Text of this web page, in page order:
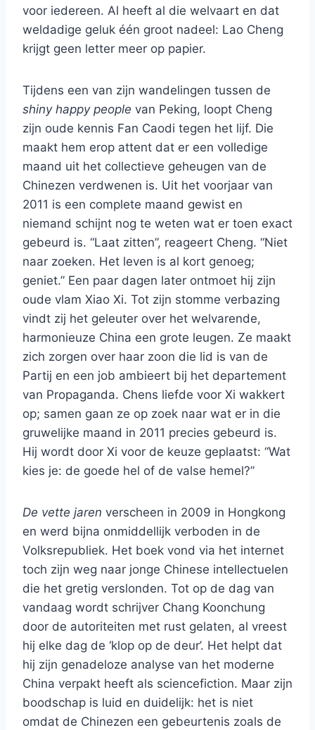
voor iedereen. Al heeft al die welvaart en dat
weldadige geluk één groot nadeel: Lao Cheng
krijgt geen letter meer op papier.
Tijdens een van zijn wandelingen tussen de
shiny happy people van Peking, loopt Cheng
zijn oude kennis Fan Caodi tegen het lijf. Die
maakt hem erop attent dat er een volledige
maand uit het collectieve geheugen van de
Chinezen verdwenen is. Uit het voorjaar van
2011 is een complete maand gewist en
niemand schijnt nog te weten wat er toen exact
gebeurd is. “Laat zitten”, reageert Cheng. “Niet
naar zoeken. Het leven is al kort genoeg;
geniet.” Een paar dagen later ontmoet hij zijn
oude vlam Xiao Xi. Tot zijn stomme verbazing
vindt zij het geleuter over het welvarende,
harmonieuze China een grote leugen. Ze maakt
zich zorgen over haar zoon die lid is van de
Partij en een job ambieert bij het departement
van Propaganda. Chens liefde voor Xi wakkert
op; samen gaan ze op zoek naar wat er in die
gruwelijke maand in 2011 precies gebeurd is.
Hij wordt door Xi voor de keuze geplaatst: “Wat
kies je: de goede hel of de valse hemel?”
De vette jaren verscheen in 2009 in Hongkong
en werd bijna onmiddellijk verboden in de
Volksrepubliek. Het boek vond via het internet
toch zijn weg naar jonge Chinese intellectuelen
die het gretig verslonden. Tot op de dag van
vandaag wordt schrijver Chang Koonchung
door de autoriteiten met rust gelaten, al vreest
hij elke dag de ‘klop op de deur’. Het helpt dat
hij zijn genadeloze analyse van het moderne
China verpakt heeft als sciencefiction. Maar zijn
boodschap is luid en duidelijk: het is niet
omdat de Chinezen een gebeurtenis zoals de